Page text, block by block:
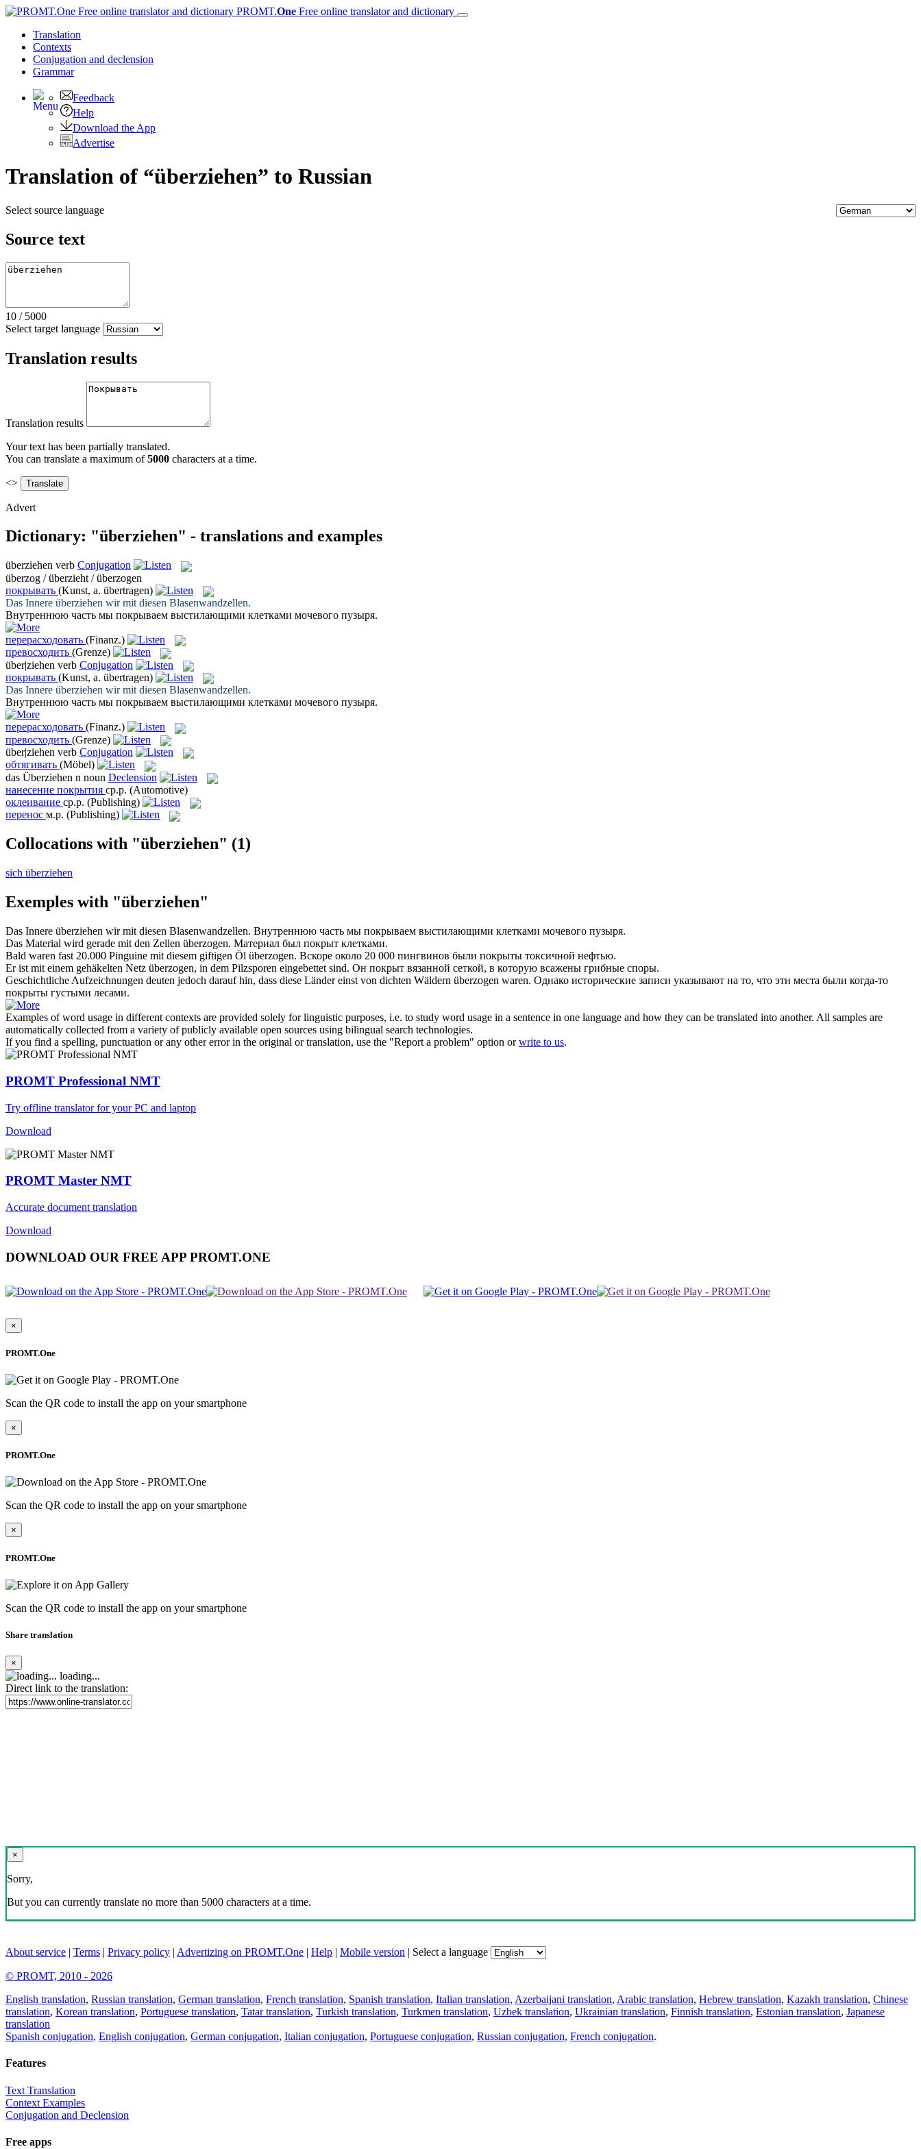
PROMT.One Free online translator and dictionary
Translation
Contexts
Conjugation and declension
Grammar
Feedback
Help
Download the App
Advertise
Translation of “überziehen” to Russian
Select source language
Source text
10 / 5000
Select target language
Translation results
Translation results
Your text has been partially translated.
You can translate a maximum of5000 characters at a time.
<>
Advert
Dictionary: "überziehen" - translations and examples
überziehen verb Conjugation
überzog / überzieht / überzogen
покрывать (Kunst, a. übertragen)
Das Innere überziehen wir mit diesen Blasenwandzellen.
Внутреннюю часть мы покрываем выстилающими клетками мочевого пузыря.
перерасходовать (Finanz.)
превосходить (Grenze)
über|ziehen verb Conjugation
покрывать (Kunst, a. übertragen)
Das Innere überziehen wir mit diesen Blasenwandzellen.
Внутреннюю часть мы покрываем выстилающими клетками мочевого пузыря.
перерасходовать (Finanz.)
превосходить (Grenze)
über|ziehen verb Conjugation
обтягивать (Möbel)
das Überziehen n noun Declension
нанесение покрытия ср.р. (Automotive)
оклеивание ср.р. (Publishing)
перенос м.р. (Publishing)
Collocations with "überziehen" (1)
sich überziehen
Exemples with "überziehen"
Das Innere überziehen wir mit diesen Blasenwandzellen. Внутреннюю часть мы покрываем выстилающими клетками мочевого пузыря.
Das Material wird gerade mit den Zellen überzogen. Материал был покрыт клетками.
Bald waren fast 20.000 Pinguine mit diesem giftigen Öl überzogen. Вскоре около 20 000 пингвинов были покрыты токсичной нефтью.
Er ist mit einem gehäkelten Netz überzogen, in dem Pilzsporen eingebettet sind. Он покрыт вязанной сеткой, в которую всажены грибные споры.
Geschichtliche Aufzeichnungen deuten jedoch darauf hin, dass diese Länder einst von dichten Wäldern überzogen waren. Однако исторические записи указывают на то, что эти места были когда-то
покрыты густыми лесами.
Examples of word usage in different contexts are provided solely for linguistic purposes, i.e. to study word usage in a sentence in one language and how they can be translated into another. All samples are
automatically collected from a variety of publicly available open sources using bilingual search technologies.
If you find a spelling, punctuation or any other error in the original or translation, use the "Report a problem" option orwrite to us.
PROMT Professional NMT
Try offline translator for your PC and laptop
Download
PROMT Master NMT
Accurate document translation
Download
DOWNLOAD OUR FREE APP PROMT.ONE
×
PROMT.One
Scan the QR code to install the app on your smartphone
×
PROMT.One
Scan the QR code to install the app on your smartphone
×
PROMT.One
Scan the QR code to install the app on your smartphone
Share translation
×
loading...
Direct link to the translation:
×
Sorry,
But you can currently translate no more than 5000 characters at a time.
About service | Terms | Privacy policy | Advertizing on PROMT.One | Help | Mobile version | Select a language
© PROMT, 2010 - 2026
English translation, Russian translation, German translation, French translation, Spanish translation, Italian translation, Azerbaijani translation, Arabic translation, Hebrew translation, Kazakh translation, Chinese
translation, Korean translation, Portuguese translation, Tatar translation, Turkish translation, Turkmen translation, Uzbek translation, Ukrainian translation, Finnish translation, Estonian translation, Japanese
translation
Spanish conjugation, English conjugation, German conjugation, Italian conjugation, Portuguese conjugation, Russian conjugation, French conjugation.
Features
Text Translation
Context Examples
Conjugation and Declension
Free apps